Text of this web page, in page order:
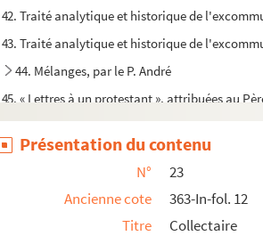
42. Traité analytique et historique de
43. Traité analytique et historique de
44. Mélanges, par le P. André
45. « Lettres à un protestant », attribuées au
46. « Discours sur les miracles de Jésus-Christ
47. « Sermons par Daniel Saint, prestre, 1762»
48. « Apologie pour les prêtres médecins, à
49. Traduction française des deux premiers
50. Libellus super electionibus
Présentation du contenu
N°
23
Ancienne cote
363-In-fol. 12
Titre
Collectaire